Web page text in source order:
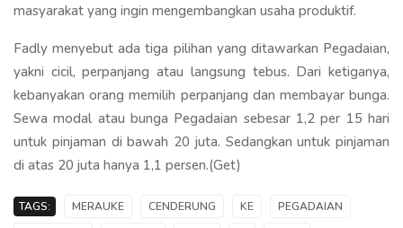
masyarakat yang ingin mengembangkan usaha produktif.
Fadly menyebut ada tiga pilihan yang ditawarkan Pegadaian,
yakni cicil, perpanjang atau langsung tebus. Dari ketiganya,
kebanyakan orang memilih perpanjang dan membayar bunga.
Sewa modal atau bunga Pegadaian sebesar 1,2 per 15 hari
untuk pinjaman di bawah 20 juta. Sedangkan untuk pinjaman
di atas 20 juta hanya 1,1 persen.(Get)
TAGS: MERAUKE CENDERUNG KE
PEGADAIAN